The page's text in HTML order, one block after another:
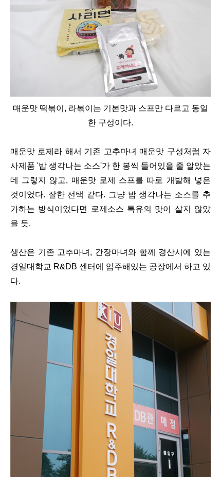
매운맛 떡볶이, 라볶이는 기본맛과 스프만 다르고 동일
한 구성이다.
매운맛 로제라 해서 기존 고추마녀 매운맛 구성처럼 자
사제품 '밥 생각나는 소스'가 한 봉씩 들어있을 줄 알았는
데 그렇지 않고, 매운맛 로제 스프를 따로 개발해 넣은
것이었다. 잘한 선택 같다. 그냥 밥 생각나는 소스를 추
가하는 방식이었다면 로제소스 특유의 맛이 살지 않았
을 듯.
생산은 기존 고추마녀, 간장마녀와 함께 경산시에 있는
경일대학교 R&DB 센터에 입주해있는 공장에서 하고 있
다.